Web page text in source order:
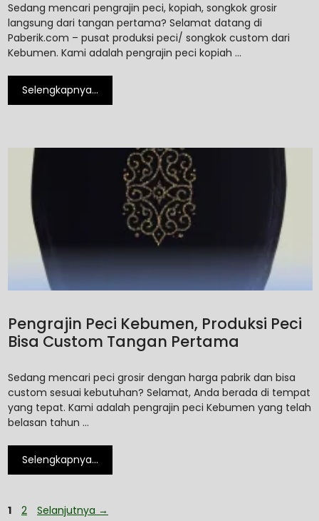
Sedang mencari pengrajin peci, kopiah, songkok grosir
langsung dari tangan pertama? Selamat datang di
Paberik.com – pusat produksi peci/ songkok custom dari
Kebumen. Kami adalah pengrajin peci kopiah …
Selengkapnya…
Pengrajin Peci Kebumen, Produksi Peci
Bisa Custom Tangan Pertama
Sedang mencari peci grosir dengan harga pabrik dan bisa
custom sesuai kebutuhan? Selamat, Anda berada di tempat
yang tepat. Kami adalah pengrajin peci Kebumen yang telah
belasan tahun …
Selengkapnya…
1 2 Selanjutnya →